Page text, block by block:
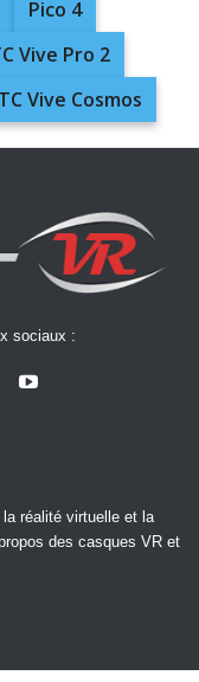
Pico 4
Vive Pro 2
Vive Cosmos
sociaux :
réalité virtuelle et la
des casques VR et